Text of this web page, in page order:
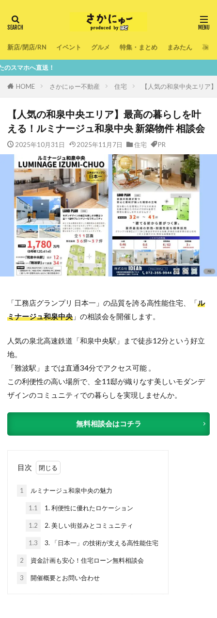
新店/閉店/RN イベント グルメ 特集・まとめ まみたん 暮ら
！
HOME さかにゅー不動産 住宅 【人気の和泉中央エリア
【人気の和泉中央エリア】最高の暮らしを叶
える！ルミナージュ和泉中央 新築物件 相談会
2025年10月31日 2025年11月7日 住宅 PR
「工務店グランプリ 日本一」の品質を誇る高性能住宅、「ル
ミナージュ和泉中央 」の相談会を開催します。
人気の泉北高速鉄道「和泉中央駅」まで徒歩12分という好立
地。
「難波駅」までは直通34分でアクセス可能 。
この利便性の高い場所で、全11邸が織りなす美しいモダンデ
ザインのコミュニティでの暮らしを実現しませんか。
無料相談会はコチラ
目次
1 ルミナージュ和泉中央の魅力
1.1 1. 利便性に優れたロケーション
1.2 2. 美しい街並みとコミュニティ
1.3 3. 「日本一」の技術が支える高性能住宅
2 資金計画も安心！住宅ローン無料相談会
3 開催概要とお問い合わせ